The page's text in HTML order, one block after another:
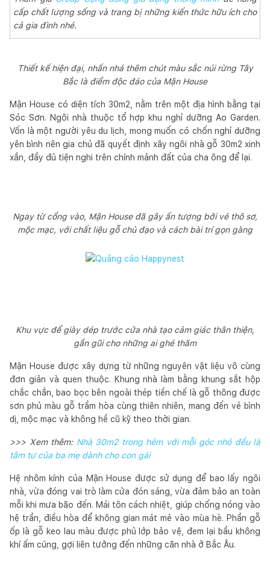
cấp chất lượng sống và trang bị những kiến thức hữu ích cho
cả gia đình nhé.
Thiết kế hiện đại, nhấn nhá thêm chút màu sắc núi rừng Tây
Bắc là điểm độc đáo của Mận House
Mận House có diện tích 30m2, nằm trên một địa hình bằng tại
Sóc Sơn. Ngôi nhà thuộc tổ hợp khu nghỉ dưỡng Ao Garden.
Vốn là một người yêu du lịch, mong muốn có chốn nghỉ dưỡng
yên bình nên gia chủ đã quyết định xây ngôi nhà gỗ 30m2 xinh
xắn, đầy đủ tiện nghi trên chính mảnh đất của cha ông để lại.
Ngay từ cổng vào, Mận House đã gây ấn tượng bởi vẻ thô sơ,
mộc mạc, với chất liệu gỗ chủ đạo và cách bài trí gọn gàng
Khu vực để giày dép trước cửa nhà tạo cảm giác thân thiện,
gần gũi cho những ai ghé thăm
Mận House được xây dựng từ những nguyên vật liệu vô cùng
đơn giản và quen thuộc. Khung nhà làm bằng khung sắt hộp
chắc chắn, bao bọc bên ngoài thép tiền chế là gỗ thông được
sơn phủ màu gỗ trầm hòa cùng thiên nhiên, mang đến vẻ bình
dị, mộc mạc và không hề cũ kỹ theo thời gian.
>>> Xem thêm: Nhà 30m2 trong hẻm với mỗi góc nhỏ đều là
tâm tư của ba mẹ dành cho con gái
Hệ nhôm kính của Mận House được sử dụng để bao lấy ngôi
nhà, vừa đóng vai trò làm cửa đón sáng, vừa đảm bảo an toàn
mỗi khi mưa bão đến. Mái tôn cách nhiệt, giúp chống nóng vào
hệ trần, điều hòa để không gian mát mẻ vào mùa hè. Phần gỗ
ốp là gỗ keo lau màu được phủ lớp bảo vệ, đem lại bầu không
khí ấm cúng, gợi liên tưởng đến những căn nhà ở Bắc Âu.